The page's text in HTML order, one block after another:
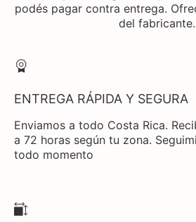
podés pagar contra entrega.
del fabricante.
ENTREGA RÁPIDA Y SEGURA
Enviamos a todo Costa Rica.
a 72 horas según tu zona.
todo momento